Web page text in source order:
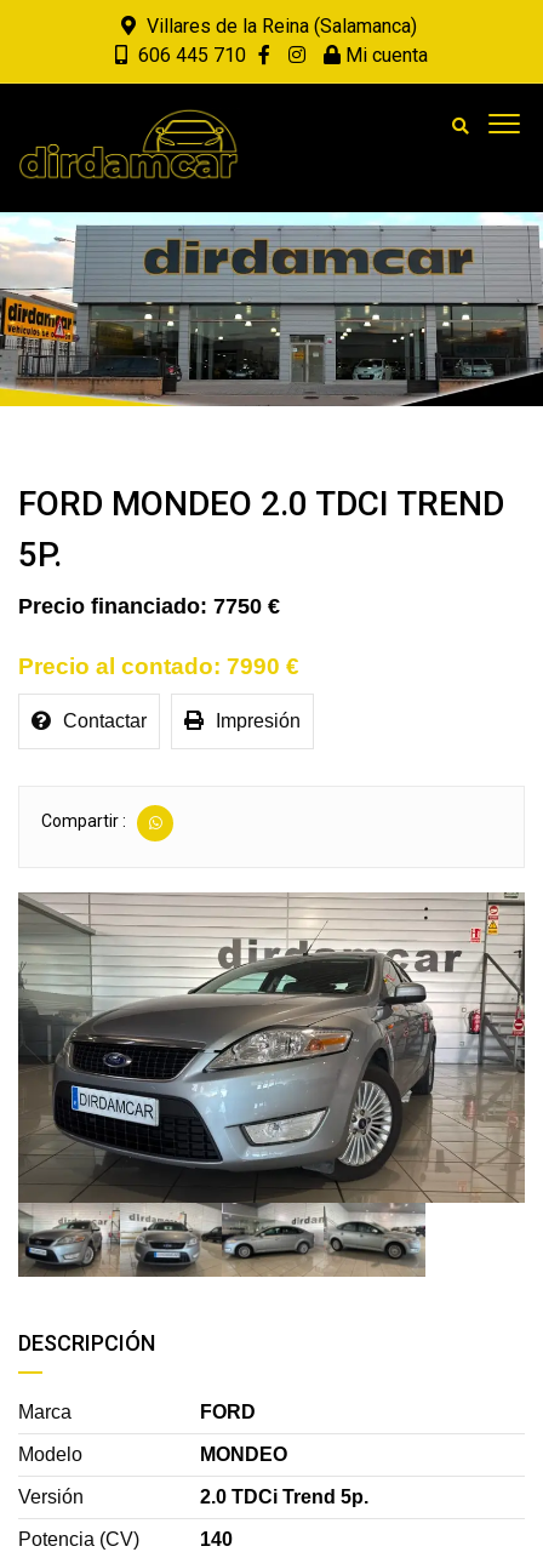
Villares de la Reina (Salamanca)
606 445 710
Mi cuenta
FORD MONDEO 2.0 TDCI TREND
5P.
7750 €
7990 €
Contactar Impresión
Compartir :
DESCRIPCIÓN
Marca FORD
Modelo MONDEO
Versión 2.0 TDCi Trend 5p.
Potencia (CV) 140